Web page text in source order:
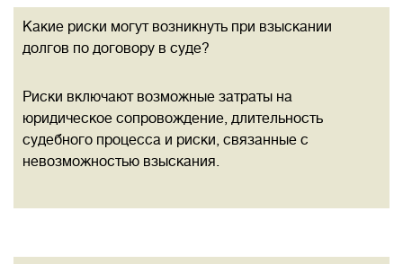
Какие риски могут возникнуть при взыскании
долгов по договору в суде?
Риски включают возможные затраты на
юридическое сопровождение, длительность
судебного процесса и риски, связанные с
невозможностью взыскания.